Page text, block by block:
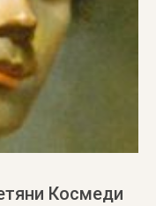
Космеди